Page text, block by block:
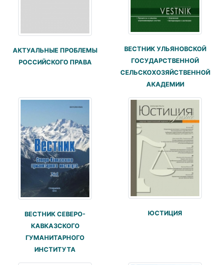
АКТУАЛЬНЫЕ ПРОБЛЕМЫ
РОССИЙСКОГО ПРАВА
ВЕСТНИК УЛЬЯНОВСКОЙ
ГОСУДАРСТВЕННОЙ
СЕЛЬСКОХОЗЯЙСТВЕННОЙ
АКАДЕМИИ
ВЕСТНИК СЕВЕРО-
КАВКАЗСКОГО
ГУМАНИТАРНОГО
ИНСТИТУТА
ЮСТИЦИЯ